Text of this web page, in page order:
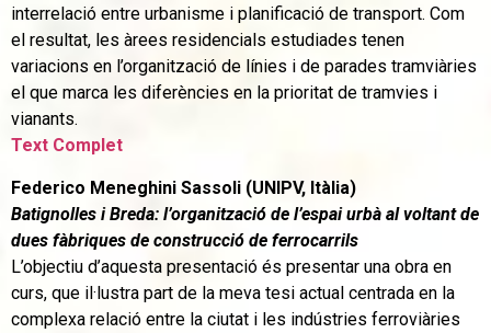
interrelació entre urbanisme i planificació de transport. Com
el resultat, les àrees residencials estudiades tenen
variacions en l’organització de línies i de parades tramviàries
el que marca les diferències en la prioritat de tramvies i
vianants.
Text Complet
Federico Meneghini Sassoli (UNIPV, Itàlia)
Batignolles i Breda: l’organització de l’espai urbà al voltant de
dues fàbriques de construcció de ferrocarrils
L’objectiu d’aquesta presentació és presentar una obra en
curs, que il·lustra part de la meva tesi actual centrada en la
complexa relació entre la ciutat i les indústries ferroviàries